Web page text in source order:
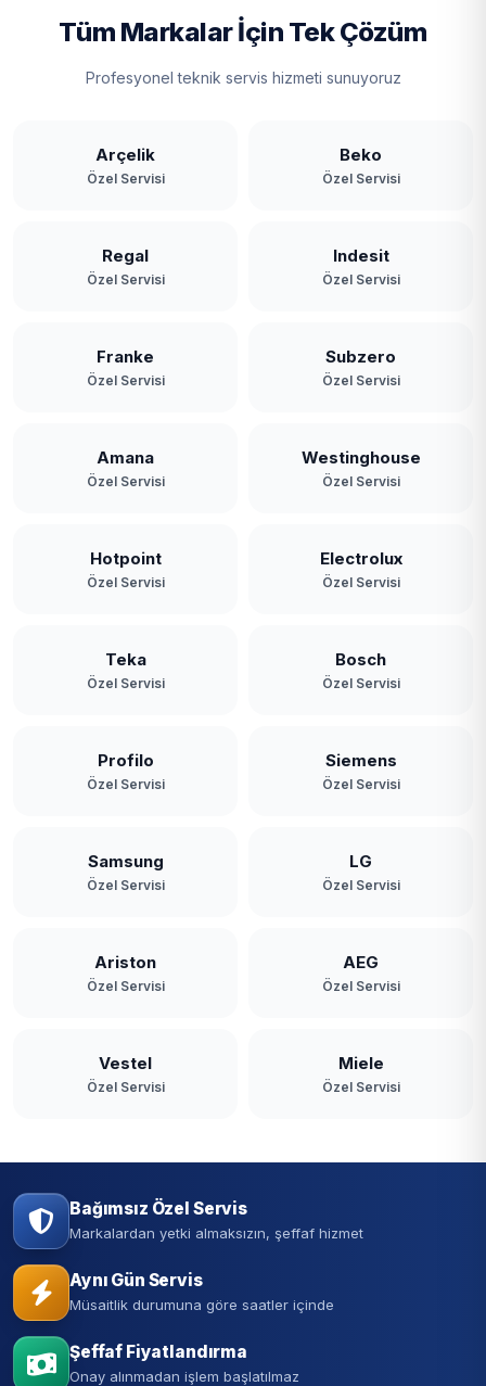
Tüm Markalar İçin Tek Çözüm
Profesyonel teknik servis hizmeti sunuyoruz
Arçelik
Özel Servisi
Beko
Özel Servisi
Regal
Özel Servisi
Indesit
Özel Servisi
Franke
Özel Servisi
Subzero
Özel Servisi
Amana
Özel Servisi
Westinghouse
Özel Servisi
Hotpoint
Özel Servisi
Electrolux
Özel Servisi
Teka
Özel Servisi
Bosch
Özel Servisi
Profilo
Özel Servisi
Siemens
Özel Servisi
Samsung
Özel Servisi
LG
Özel Servisi
Ariston
Özel Servisi
AEG
Özel Servisi
Vestel
Özel Servisi
Miele
Özel Servisi
Bağımsız Özel Servis
Markalardan yetki almaksızın, şeffaf hizmet
Aynı Gün Servis
Müsaitlik durumuna göre saatler içinde
Şeffaf Fiyatlandırma
Onay alınmadan işlem başlatılmaz